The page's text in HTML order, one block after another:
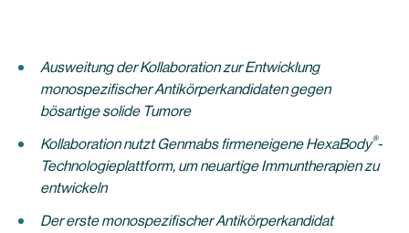
Ausweitung der Kollaboration zur Entwicklung
monospezifischer Antikörperkandidaten gegen
bösartige solide Tumore
Kollaboration nutzt Genmabs firmeneigene HexaBody®-
Technologieplattform, um neuartige Immuntherapien zu
entwickeln
Der erste monospezifischer Antikörperkandidat